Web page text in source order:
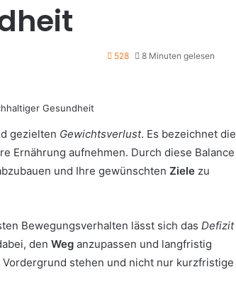
528 8 Minuten gelesen
gezielten Gewichtsverlust. Es bezeichnet die
Ernährung aufnehmen. Durch diese Balance
und Ihre gewünschten Ziele zu
Bewegungsverhalten lässt sich das Defizit
den Weg anzupassen und langfristig
stehen und nicht nur kurzfristige